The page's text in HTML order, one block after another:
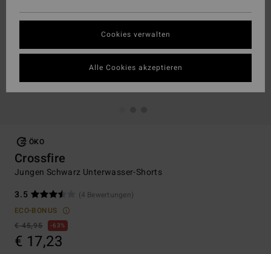
ÖKO
Crossfire
Jungen Schwarz Unterwasser-Shorts
3.5
(4 Bewertungen)
ECO-BONUS
€ 45,95
63%
€ 17,23
Cookies verwalten
Alle Cookies akzeptieren